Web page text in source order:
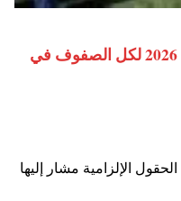
نتيجة امتحانات النقل الترم الثاني 2026 لكل الصفوف في
الحقول الإلزامية مشار إليها